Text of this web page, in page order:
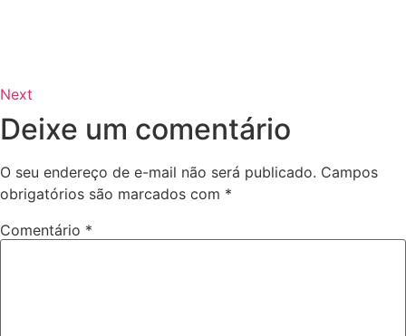
Next
Deixe um comentário
O seu endereço de e-mail não será publicado. Campos
obrigatórios são marcados com *
Comentário *